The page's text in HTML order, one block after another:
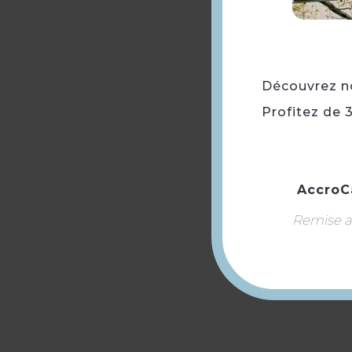
Découvrez
Profitez de
Remise